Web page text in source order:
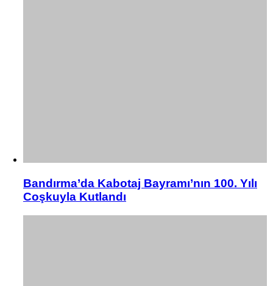
Bandırma’da Kabotaj Bayramı’nın 100. Yılı
Coşkuyla Kutlandı